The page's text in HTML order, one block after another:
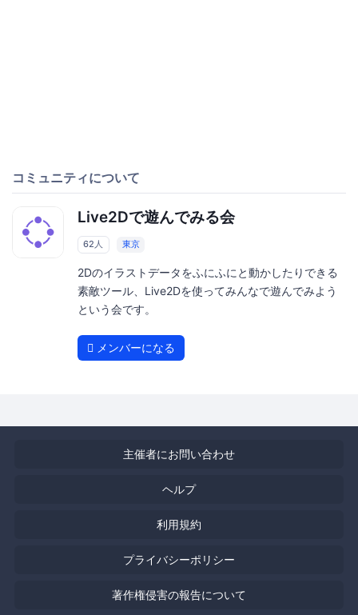
コミュニティについて
Live2Dで遊んでみる会
62人 東京
2Dのイラストデータをふにふにと動かしたりできる
素敵ツール、Live2Dを使ってみんなで遊んでみよう
という会です。
メンバーになる
主催者にお問い合わせ
ヘルプ
利用規約
プライバシーポリシー
著作権侵害の報告について